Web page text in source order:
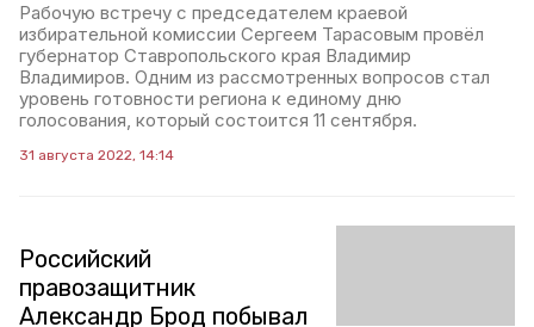
Рабочую встречу с председателем краевой
избирательной комиссии Сергеем Тарасовым провёл
губернатор Ставропольского края Владимир
Владимиров. Одним из рассмотренных вопросов стал
уровень готовности региона к единому дню
голосования, который состоится 11 сентября.
31 августа 2022, 14:14
Российский
правозащитник
Александр Брод побывал